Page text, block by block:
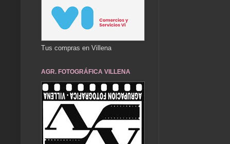
Tus compras en Villena
AGR. FOTOGRÁFICA VILLENA